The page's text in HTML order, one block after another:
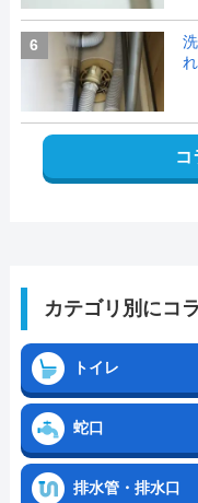
6
コ
カテゴリ別にコ
トイレ
蛇口
排水管・排水口